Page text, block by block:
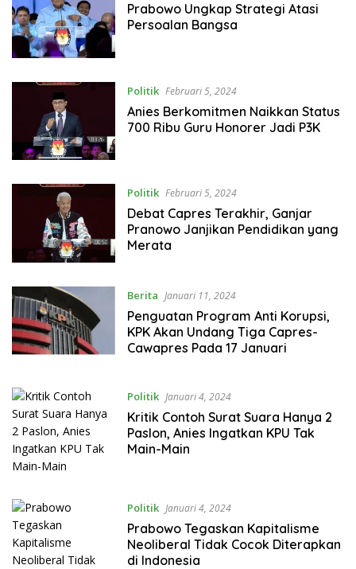
Prabowo Ungkap Strategi Atasi
Persoalan Bangsa
Politik Februari 5, 2024
Anies Berkomitmen Naikkan Status
700 Ribu Guru Honorer Jadi P3K
Politik Februari 5, 2024
Debat Capres Terakhir, Ganjar
Pranowo Janjikan Pendidikan yang
Merata
Berita Januari 11, 2024
Penguatan Program Anti Korupsi,
KPK Akan Undang Tiga Capres-
Cawapres Pada 17 Januari
Politik Januari 4, 2024
Kritik Contoh Surat Suara Hanya 2
Paslon, Anies Ingatkan KPU Tak
Main-Main
Politik Januari 4, 2024
Prabowo Tegaskan Kapitalisme
Neoliberal Tidak Cocok Diterapkan
di Indonesia